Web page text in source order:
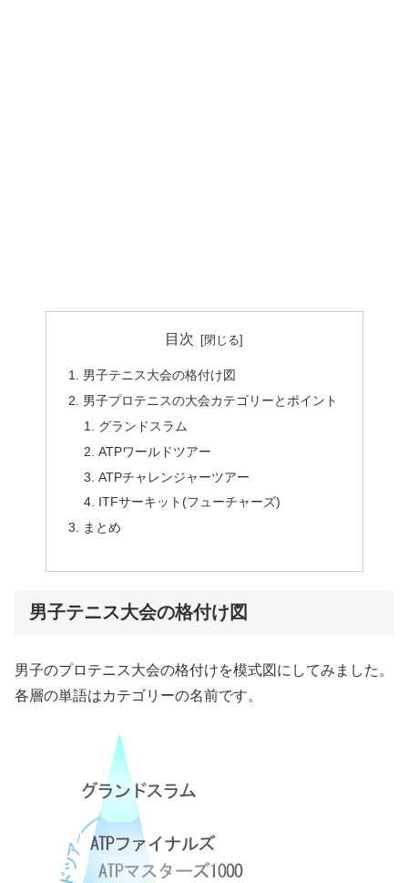
目次
男子テニス大会の格付け図
男子プロテニスの大会カテゴリーとポイント
グランドスラム
ATPワールドツアー
ATPチャレンジャーツアー
ITFサーキット(フューチャーズ)
まとめ
男子テニス大会の格付け図
男子のプロテニス大会の格付けを模式図にしてみました。
各層の単語はカテゴリーの名前です。